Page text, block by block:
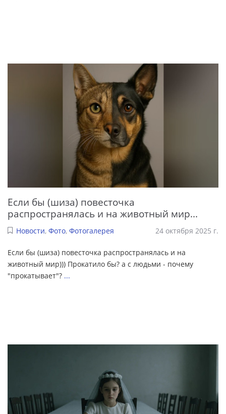
Если бы (шиза) повесточка
распространялась и на животный мир...
Новости, Фото, Фотогалерея 24 октября 2025 г.
Если бы (шиза) повесточка распространялась и на
животный мир))) Прокатило бы? а с людьми - почему
"прокатывает"? ...